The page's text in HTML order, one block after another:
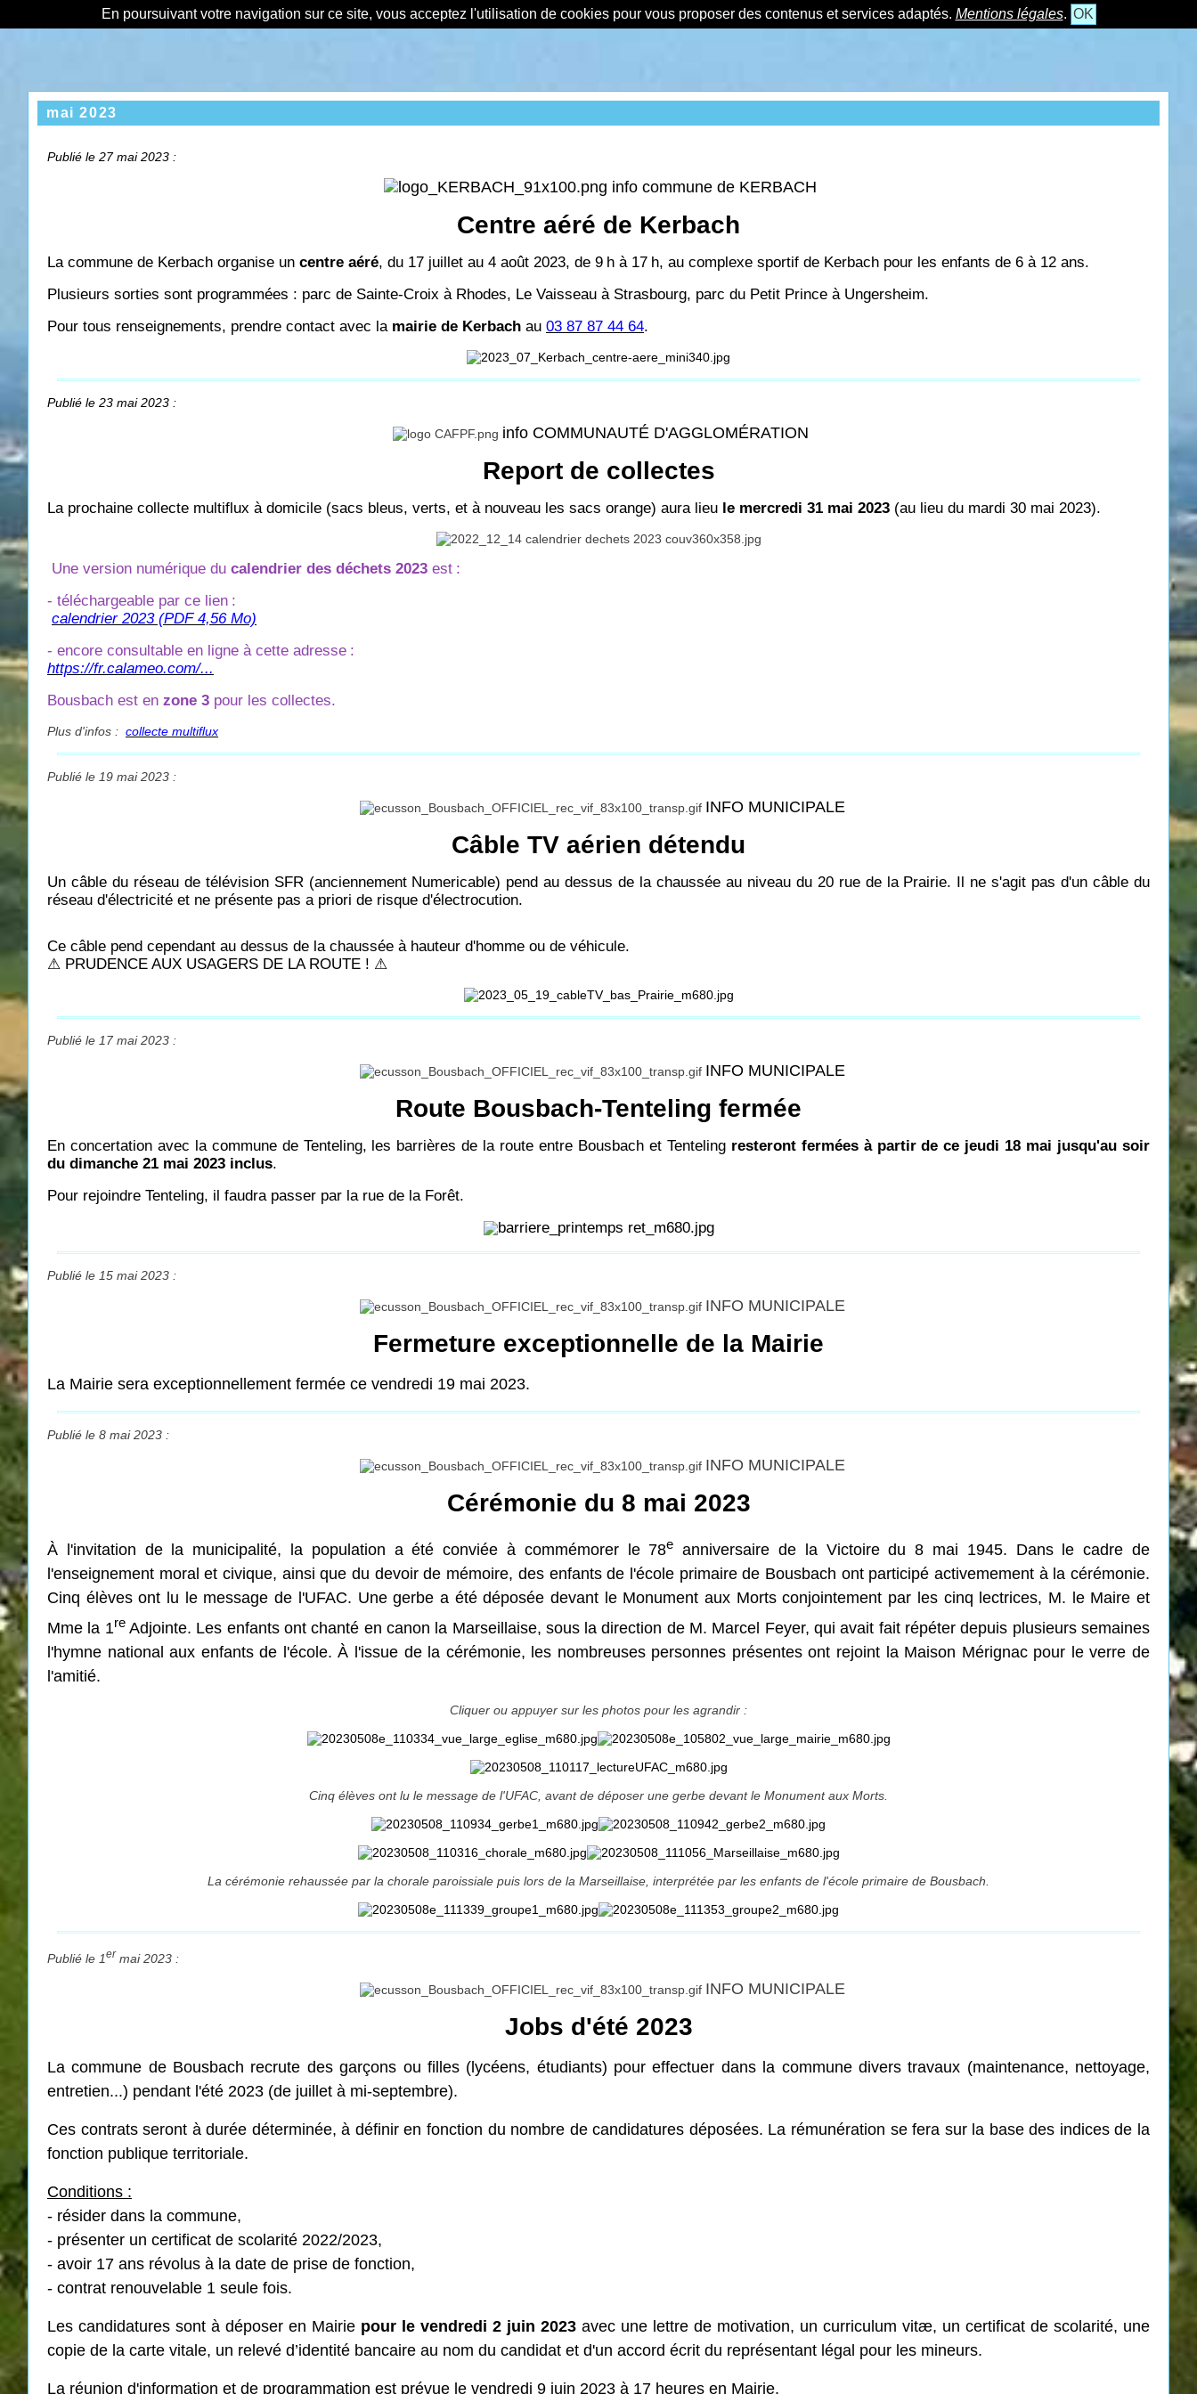
En poursuivant votre navigation sur ce site, vous acceptez l'utilisation de cookies pour vous proposer des contenus et services adaptés. Mentions légales. OK
mai 2023
Publié le 27 mai 2023 :
info commune de KERBACH
Centre aéré de Kerbach
La commune de Kerbach organise un centre aéré, du 17 juillet au 4 août 2023, de 9 h à 17 h, au complexe sportif de Kerbach pour les enfants de 6 à 12 ans.
Plusieurs sorties sont programmées : parc de Sainte-Croix à Rhodes, Le Vaisseau à Strasbourg, parc du Petit Prince à Ungersheim.
Pour tous renseignements, prendre contact avec la mairie de Kerbach au 03 87 87 44 64.
Publié le 23 mai 2023 :
info COMMUNAUTÉ D'AGGLOMÉRATION
Report de collectes
La prochaine collecte multiflux à domicile (sacs bleus, verts, et à nouveau les sacs orange) aura lieu le mercredi 31 mai 2023 (au lieu du mardi 30 mai 2023).
Une version numérique du calendrier des déchets 2023 est :
- téléchargeable par ce lien :
calendrier 2023 (PDF 4,56 Mo)
- encore consultable en ligne à cette adresse :
https://fr.calameo.com/...
Bousbach est en zone 3 pour les collectes.
Plus d'infos : collecte multiflux
Publié le 19 mai 2023 :
INFO MUNICIPALE
Câble TV aérien détendu
Un câble du réseau de télévision SFR (anciennement Numericable) pend au dessus de la chaussée au niveau du 20 rue de la Prairie. Il ne s'agit pas d'un câble du
réseau d'électricité et ne présente pas a priori de risque d'électrocution.
Ce câble pend cependant au dessus de la chaussée à hauteur d'homme ou de véhicule.
⚠ PRUDENCE AUX USAGERS DE LA ROUTE ! ⚠
Publié le 17 mai 2023 :
INFO MUNICIPALE
Route Bousbach-Tenteling fermée
En concertation avec la commune de Tenteling, les barrières de la route entre Bousbach et Tenteling resteront fermées à partir de ce jeudi 18 mai jusqu'au soir
du dimanche 21 mai 2023 inclus.
Pour rejoindre Tenteling, il faudra passer par la rue de la Forêt.
Publié le 15 mai 2023 :
INFO MUNICIPALE
Fermeture exceptionnelle de la Mairie
La Mairie sera exceptionnellement fermée ce vendredi 19 mai 2023.
Publié le 8 mai 2023 :
INFO MUNICIPALE
Cérémonie du 8 mai 2023
À l'invitation de la municipalité, la population a été conviée à commémorer le 78e anniversaire de la Victoire du 8 mai 1945. Dans le cadre de
l'enseignement moral et civique, ainsi que du devoir de mémoire, des enfants de l'école primaire de Bousbach ont participé activemement à la cérémonie.
Cinq élèves ont lu le message de l'UFAC. Une gerbe a été déposée devant le Monument aux Morts conjointement par les cinq lectrices, M. le Maire et
Mme la 1reAdjointe. Les enfants ont chanté en canon la Marseillaise, sous la direction de M. Marcel Feyer, qui avait fait répéter depuis plusieurs semaines
l'hymne national aux enfants de l'école. À l'issue de la cérémonie, les nombreuses personnes présentes ont rejoint la Maison Mérignac pour le verre de
l'amitié.
Cliquer ou appuyer sur les photos pour les agrandir :
Cinq élèves ont lu le message de l'UFAC, avant de déposer une gerbe devant le Monument aux Morts.
La cérémonie rehaussée par la chorale paroissiale puis lors de la Marseillaise, interprétée par les enfants de l'école primaire de Bousbach.
Publié le 1er mai 2023 :
INFO MUNICIPALE
Jobs d'été 2023
La commune de Bousbach recrute des garçons ou filles (lycéens, étudiants) pour effectuer dans la communedivers travaux (maintenance, nettoyage,
entretien...) pendant l'été 2023 (de juillet à mi-septembre).
Ces contrats seront à durée déterminée, à définir en fonction du nombre de candidatures déposées. La rémunération se fera sur la base des indices de la
fonction publique territoriale.
Conditions :
- résider dans la commune,
- présenter un certificat de scolarité 2022/2023,
- avoir 17 ans révolus à la date de prise de fonction,
- contrat renouvelable 1 seule fois.
Les candidatures sont à déposer en Mairie pour le vendredi 2 juin 2023 avec une lettre de motivation, un curriculum vitæ, un certificat de scolarité, une
copie de la carte vitale, un relevé d’identité bancaire au nom du candidat et d'un accord écrit du représentant légal pour les mineurs.
La réunion d'information et de programmation est prévue le vendredi 9 juin 2023 à 17 heures en Mairie.